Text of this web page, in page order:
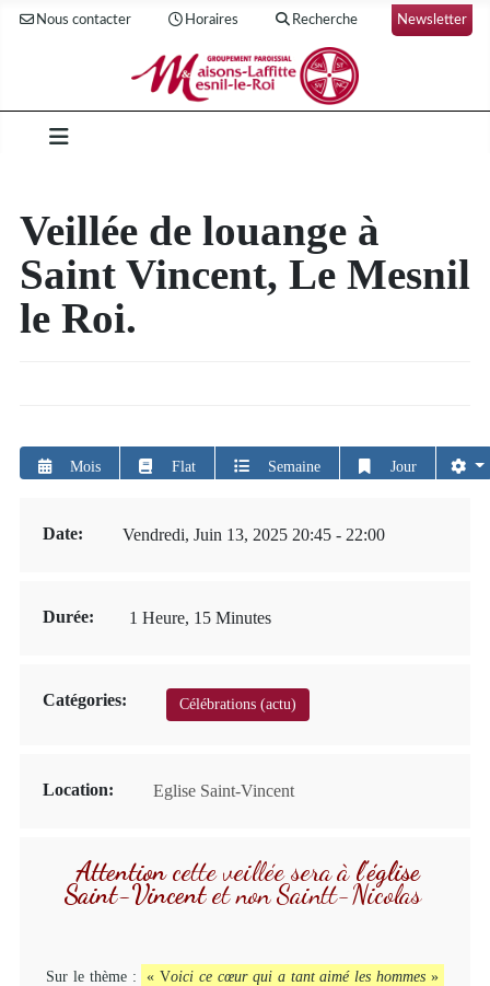
Nous contacter Horaires Recherche Newsletter
Veillée de louange à
Saint Vincent, Le Mesnil
le Roi.
Mois Flat Semaine Jour
Date: Vendredi, Juin 13, 2025 20:45 - 22:00
Durée: 1 Heure, 15 Minutes
Catégories: Célébrations (actu)
Location: Eglise Saint-Vincent
Attentioncette veillée sera à l’église
Saint-Vincentet non Saintt-Nicolas
Sur le thème : « Voici ce cœur qui a tant aimé les hommes »